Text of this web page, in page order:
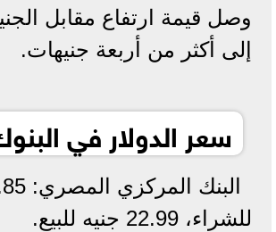
وصل قيمة ارتفاع مقابل
إلى أكثر من أربعة جنيهات.
سعر الدولار في
للشراء، 22.99 جنيه للبيع.